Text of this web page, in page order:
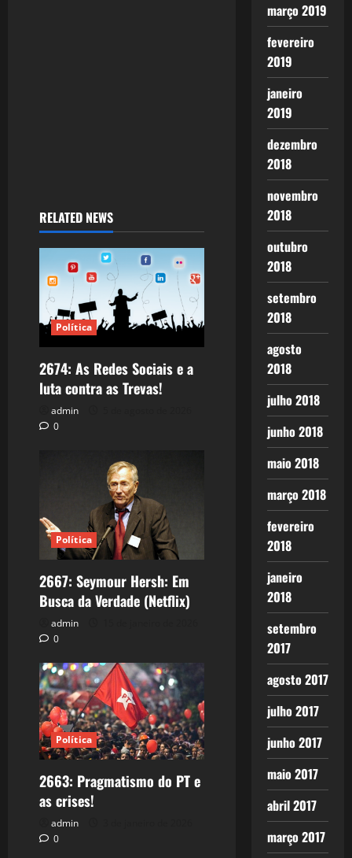
RELATED NEWS
Política
2674: As Redes Sociais e a
luta contra as Trevas!
admin
0
Política
2667: Seymour Hersh: Em
Busca da Verdade (Netflix)
admin
0
Política
2663: Pragmatismo do PT e
as crises!
admin
0
março 2019
fevereiro
2019
janeiro
2019
dezembro
2018
novembro
2018
outubro
2018
setembro
2018
agosto
2018
julho 2018
junho 2018
maio 2018
março 2018
fevereiro
2018
janeiro
2018
setembro
2017
agosto 2017
julho 2017
junho 2017
maio 2017
abril 2017
março 2017